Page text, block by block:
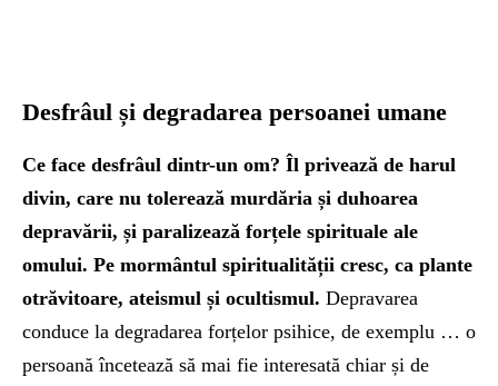
Desfrâul și degradarea persoanei umane
Ce face desfrâul dintr-un om? Îl privează de harul
divin, care nu tolerează murdăria și duhoarea
depravării, și paralizează forțele spirituale ale
omului. Pe mormântul spiritualității cresc, ca plante
otrăvitoare, ateismul și ocultismul. Depravarea
conduce la degradarea forțelor psihice, de exemplu … o
persoană încetează să mai fie interesată chiar și de